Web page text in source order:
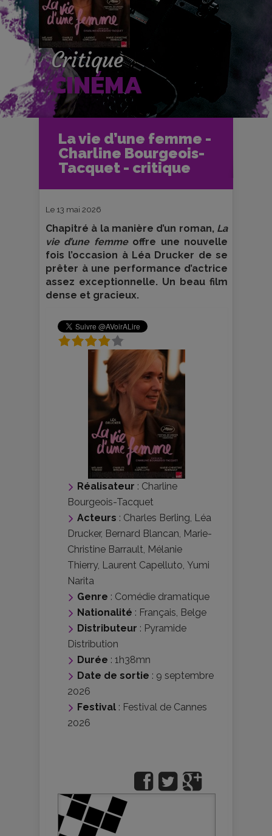
Critique
CINÉMA
La vie d’une femme -
Charline Bourgeois-
Tacquet - critique
Accueil
Cinéma
Critiques et fiches films
La vie d’une femme - Charline
Bourgeois-Tacquet - critique
Le 13 mai 2026
Chapitré à la manière d’un roman, La
vie d’une femmeoffre une nouvelle
fois l’occasion à Léa Drucker de se
prêter à une performance d’actrice
assez exceptionnelle. Un beau film
dense et gracieux.
Réalisateur : Charline
Bourgeois-Tacquet
Acteurs : Charles Berling, Léa
Drucker, Bernard Blancan, Marie-
Christine Barrault, Mélanie
Thierry, Laurent Capelluto, Yumi
Narita
Genre : Comédie dramatique
Nationalité : Français, Belge
Distributeur : Pyramide
Distribution
Durée : 1h38mn
Date de sortie : 9 septembre
2026
Festival : Festival de Cannes
2026